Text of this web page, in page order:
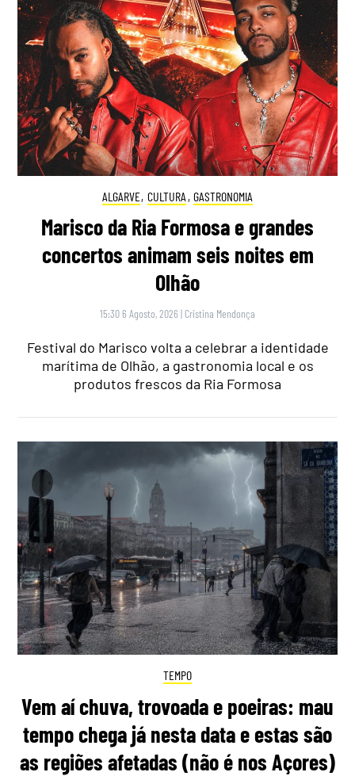
ALGARVE, CULTURA , GASTRONOMIA
Marisco da Ria Formosa e grandes
concertos animam seis noites em
Olhão
15:30 6 Agosto, 2026 | Cristina Mendonça
Festival do Marisco volta a celebrar a identidade
marítima de Olhão, a gastronomia local e os
produtos frescos da Ria Formosa
TEMPO
Vem aí chuva, trovoada e poeiras: mau
tempo chega já nesta data e estas são
as regiões afetadas (não é nos Açores)